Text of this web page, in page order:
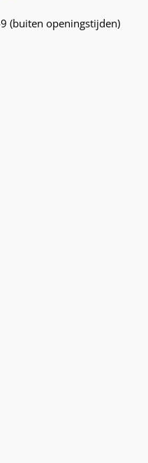
(buiten openingstijden)